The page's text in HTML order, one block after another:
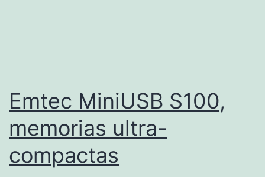
Emtec MiniUSB S100,
memorias ultra-
compactas